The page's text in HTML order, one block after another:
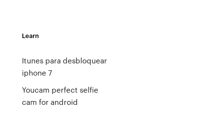
Learn
Itunes para desbloquear
iphone 7
Youcam perfect selfie
cam for android